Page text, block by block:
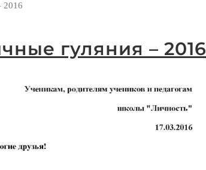
2016
гуляния – 2016